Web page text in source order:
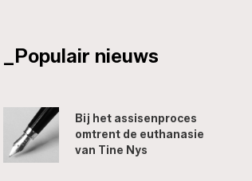
_Populair nieuws
Bij het assisenproces
omtrent de euthanasie
van Tine Nys